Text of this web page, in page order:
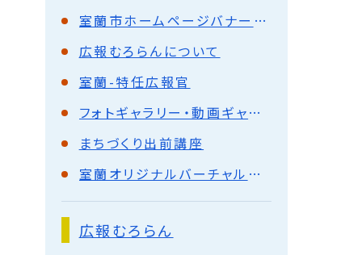
室蘭市ホームページバナー広告一覧
広報むろらんについて
室蘭-特任広報官
フォトギャラリー・動画ギャラリー（利用規約）
まちづくり出前講座
室蘭オリジナルバーチャル背景をご利用ください
広報むろらん